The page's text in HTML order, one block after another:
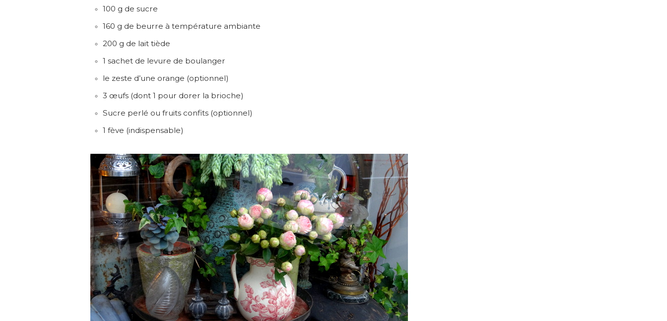
100 g de sucre
160 g de beurre à température ambiante
200 g de lait tiède
1 sachet de levure de boulanger
le zeste d’une orange (optionnel)
3 œufs (dont 1 pour dorer la brioche)
Sucre perlé ou fruits confits (optionnel)
1 fève (indispensable)